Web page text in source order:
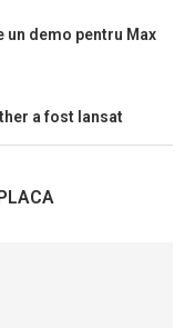
un demo pentru Max
a fost lansat